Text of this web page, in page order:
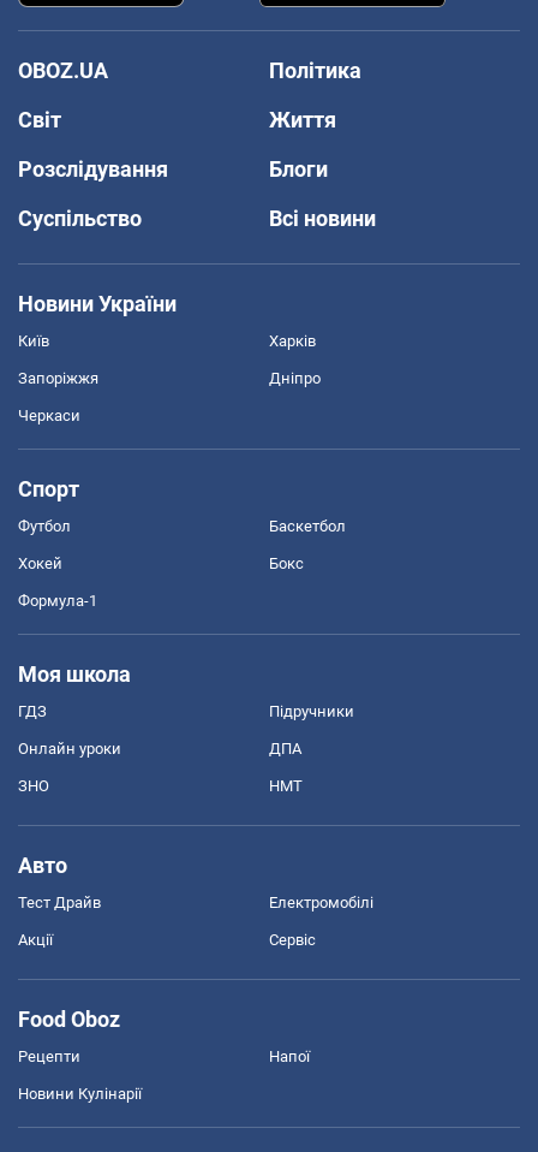
OBOZ.UA
Політика
Світ
Життя
Розслідування
Блоги
Суспільство
Всі новини
Новини України
Київ Харків
Запоріжжя Дніпро
Черкаси
Спорт
Футбол Баскетбол
Хокей Бокс
Формула-1
Моя школа
ГДЗ Підручники
Онлайн уроки ДПА
ЗНО НМТ
Авто
Тест Драйв Електромобілі
Акції Сервіс
Food Oboz
Рецепти Напої
Новини Кулінарії